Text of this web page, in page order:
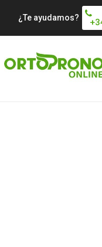
¿Te ayudamos?